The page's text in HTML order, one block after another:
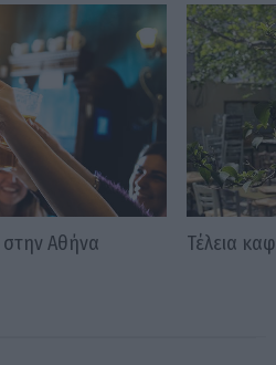
Αθήνα Τέλεια